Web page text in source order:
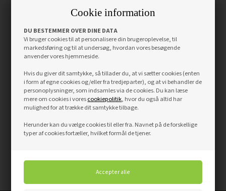
Cookie information
DU BESTEMMER OVER DINE DATA
Vi bruger cookies til at personalisere din brugeroplevelse, til
markedsføring og til at undersøg, hvordan vores besøgende
anvender vores hjemmeside.
Hvis du giver dit samtykke, så tillader du, at vi sætter cookies (enten
i form af egne cookies og/eller fra tredjeparter), og at vi behandler de
personoplysninger, som indsamles via de cookies. Du kan læse
mere om cookies i vorescookiepolitik, hvor du også altid har
mulighed for at trække dit samtykke tilbage.
Herunder kan du vælge cookies til eller fra. Navnet på de forskellige
typer af cookies fortæller, hvilket formål de tjener.